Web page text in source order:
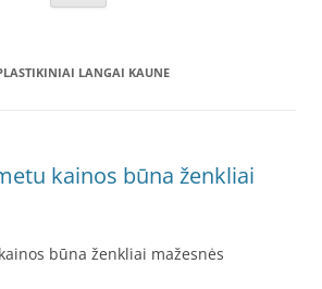
LANGAI KAUNE
kainos būna ženkliai
būna ženkliai mažesnės